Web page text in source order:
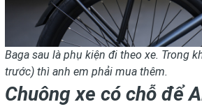
Baga sau là phụ kiện đi theo xe. Trong
trước) thì anh em phải mua thêm.
Chuông xe có chỗ để